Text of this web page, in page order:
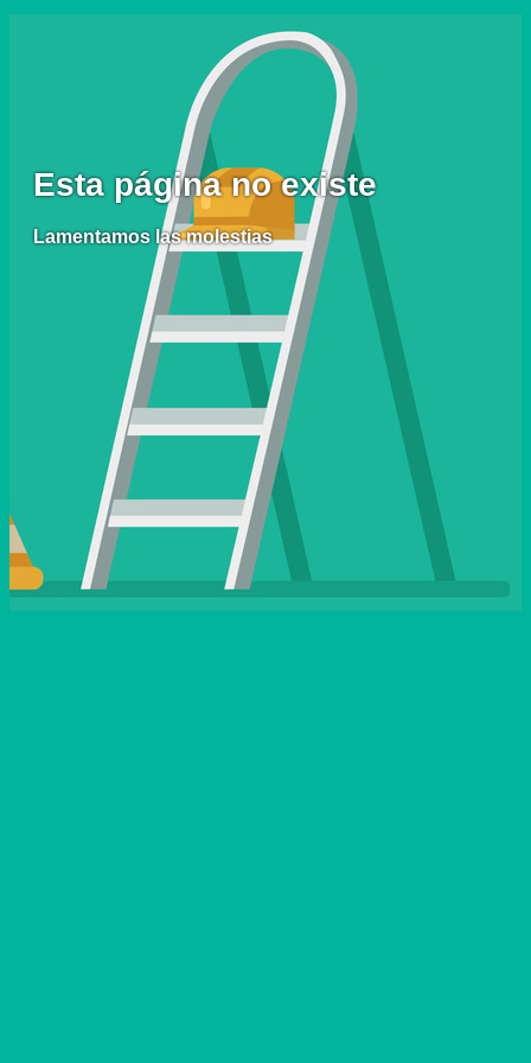
Esta página no existe
Lamentamos las molestias